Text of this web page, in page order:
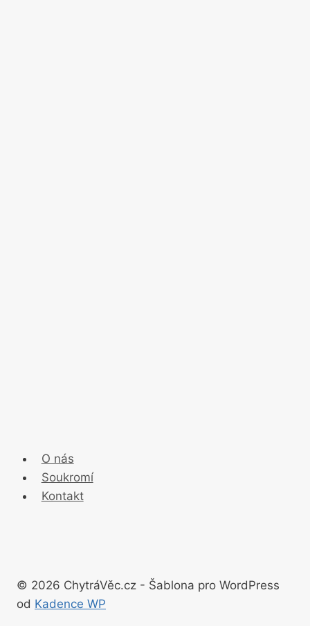
O nás
Soukromí
Kontakt
© 2026 ChytráVěc.cz - Šablona pro WordPress
od Kadence WP